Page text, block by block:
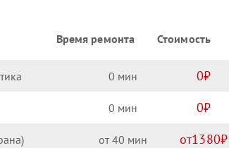
Время ремонта Стоимость
0 0
0 0
40 1380